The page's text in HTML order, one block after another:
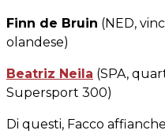
Finn de Bruin (NED,
olandese)
Beatriz Neila (SPA,
Supersport 300)
Di questi, Facco